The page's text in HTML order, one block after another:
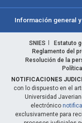
Información general
SNIES Estatuto
Reglamento del
Resolución de la
NOTIFICACIONES
con lo dispuesto en el
Universidad
electrónico
exclusivamente para